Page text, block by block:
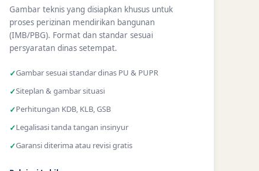
Gambar teknis yang disiapkan khusus untuk
proses perizinan mendirikan bangunan
(IMB/PBG). Format dan standar sesuai
persyaratan dinas setempat.
Gambar sesuai standar dinas PU & PUPR
Siteplan & gambar situasi
Perhitungan KDB, KLB, GSB
Legalisasi tanda tangan insinyur
Garansi diterima atau revisi gratis